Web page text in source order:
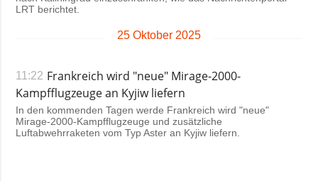
LRT berichtet.
25 Oktober 2025
11:22 Frankreich wird "neue" Mirage-2000-
Kampfflugzeuge an Kyjiw liefern
In den kommenden Tagen werde Frankreich wird "neue"
Mirage-2000-Kampfflugzeuge und zusätzliche
Luftabwehrraketen vom Typ Aster an Kyjiw liefern.